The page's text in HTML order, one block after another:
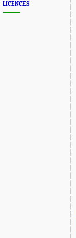
LICENCES